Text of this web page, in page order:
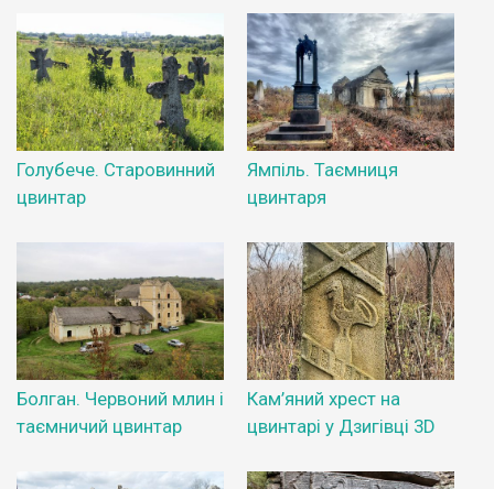
Голубече. Старовинний
цвинтар
Ямпіль. Таємниця
цвинтаря
Болган. Червоний млин і
таємничий цвинтар
Кам’яний хрест на
цвинтарі у Дзигівці 3D